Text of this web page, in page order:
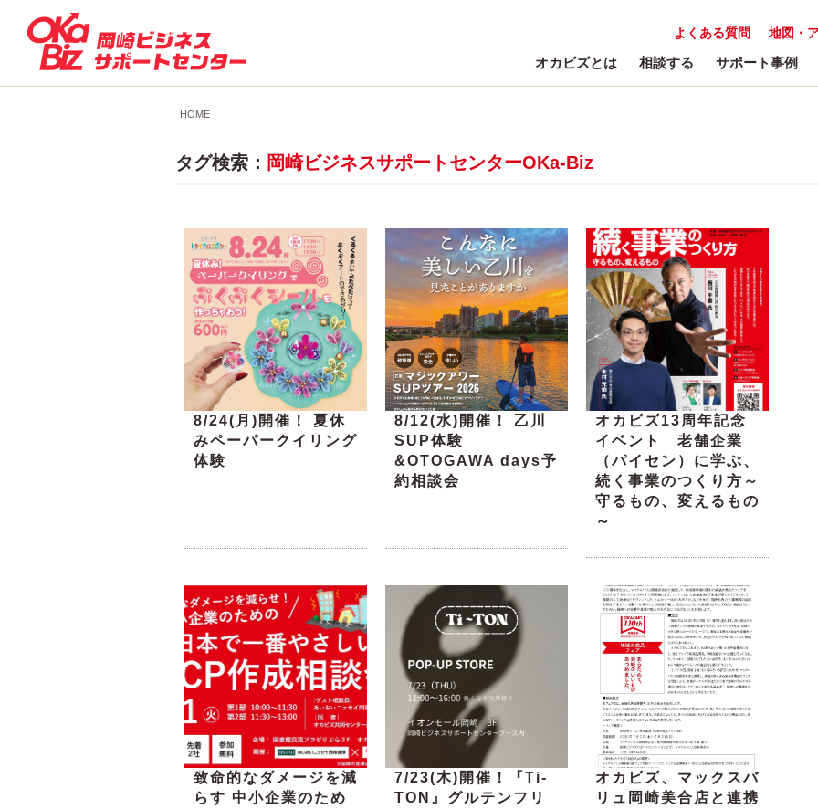
地図・
よくある質問
オカビズとは 相談する サポート事例
HOME
タグ検索： 岡崎ビジネスサポートセンターOKa-Biz
8/24(月)開催！ 夏休
みペーパークイリング
体験
8/12(水)開催！ 乙川
SUP体験
&OTOGAWA days予
約相談会
オカビズ13周年記念
イベント 老舗企業
（パイセン）に学ぶ、
続く事業のつくり方～
守るもの、変えるもの
～
致命的なダメージを減
らす 中小企業のため
7/23(木)開催！『Ti-
TON』グルテンフリ
オカビズ、マックスバ
リュ岡崎美合店と連携